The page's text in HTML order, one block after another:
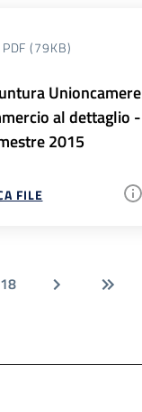
PDF (79KB)
Unioncamere
al dettaglio -
2015
FILE
18